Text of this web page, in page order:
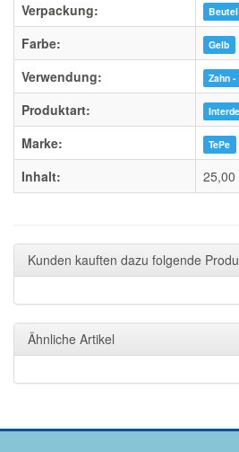
Verpackung:
Farbe: Gelb
Verwendung: Zahn
Produktart:
Marke: TePe
Inhalt: 25,00
Kunden kauften dazu folgende
Ähnliche Artikel